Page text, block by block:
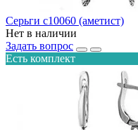
Серьги с10060 (аметист)
Нет в наличии
Задать вопрос
Есть комплект